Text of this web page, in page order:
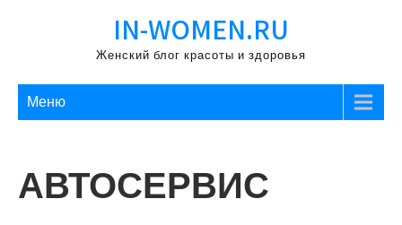
IN-WOMEN.RU
Женский блог красоты и здоровья
Меню
АВТОСЕРВИС